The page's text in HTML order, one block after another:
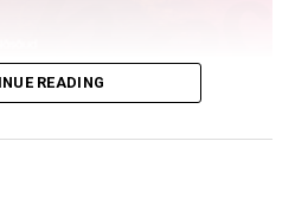
READING